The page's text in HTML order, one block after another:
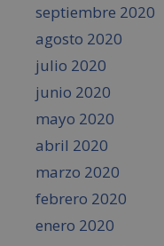
septiembre 2020
agosto 2020
julio 2020
junio 2020
mayo 2020
abril 2020
marzo 2020
febrero 2020
enero 2020